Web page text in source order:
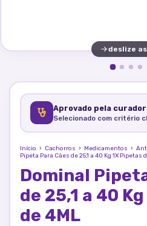
deslize
Aprovado pela
Selecionado com critério
Início › Cachorros › Medicamentos ›
Pipeta Para Cães de 25,1 a 40 Kg 1X Pipetas
Dominal
de 25,1 a 40
de 4ML